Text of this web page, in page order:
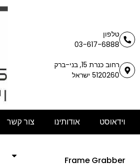
טלפון
03-617-6888
רחוב כנרת 15, בני-ברק
5120260 ישראל
וידאוסט אודותינו צור קשר
Frame Grabber